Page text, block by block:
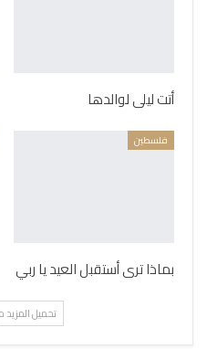
أتت ليلى لوالدها
فلسطين
بماذا ترى أستقبل العيد يا ربي
تحميل المزيد